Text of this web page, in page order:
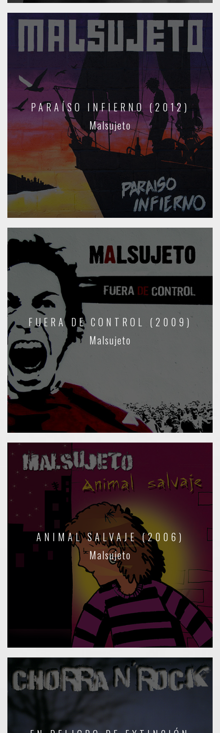
PARAÍSO INFIERNO (2012)
Malsujeto
FUERA DE CONTROL (2009)
Malsujeto
ANIMAL SALVAJE (2006)
Malsujeto